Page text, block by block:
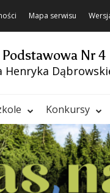
Mapa serwisu
Podstawowa Nr 4
Henryka
Konkursy